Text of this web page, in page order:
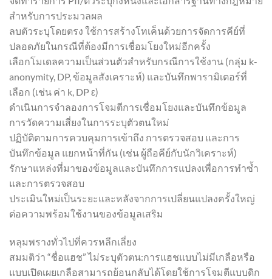
สำหรับการประมวลผล
ลบตัวระบุโดยตรง ใช้การสร้างโทเค็นด้วยการจัดการคีย์ที่
ปลอดภัยในกรณีที่ต้องมีการเชื่อมโยงใหม่อีกครั้ง
เลือกโมเดลความเป็นส่วนตัวสำหรับกรณีการใช้งาน (กลุ่ม k-
anonymity, DP, ข้อมูลสังเคราะห์) และบันทึกพารามิเตอร์ที่
เลือก (เช่น ค่า k, DP ε)
ดำเนินการจำลองการโจมตีการเชื่อมโยงและบันทึกข้อมูล
การวัดความเสี่ยงในการระบุตัวตนใหม่
ปฏิบัติตามการควบคุมการเข้าถึง การตรวจสอบ และการ
บันทึกข้อมูล แยกหน้าที่กัน (เช่น ผู้ถือคีย์กับนักวิเคราะห์)
รักษาแหล่งที่มาของข้อมูลและบันทึกการแปลงเพื่อการทำซ้ำ
และการตรวจสอบ
ประเมินใหม่เป็นระยะและหลังจากการเปลี่ยนแปลงครั้งใหญ่
ต่อความพร้อมใช้งานของข้อมูลเสริม
หลุมพรางทั่วไปที่ควรหลีกเลี่ยง
สมมติว่า “ชื่อแฮช” ไม่ระบุตัวตน:การแฮชแบบไม่มีเกลือหรือ
แบบเปิดเผยเกลือสามารถย้อนกลับได้โดยใช้การโจมตีแบบดิก